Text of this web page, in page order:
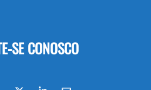
SE CONOSCO